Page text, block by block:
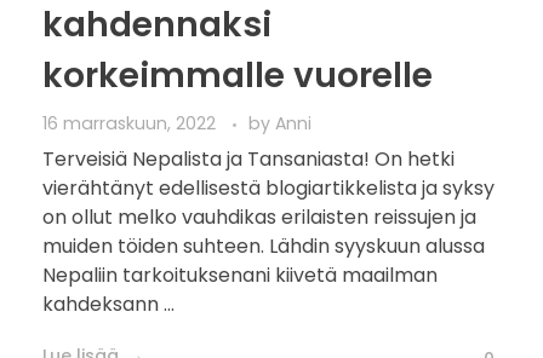
kahdennaksi
korkeimmalle vuorelle
16 marraskuun, 2022 by Anni
Terveisiä Nepalista ja Tansaniasta! On hetki
vierähtänyt edellisestä blogiartikkelista ja syksy
on ollut melko vauhdikas erilaisten reissujen ja
muiden töiden suhteen. Lähdin syyskuun alussa
Nepaliin tarkoituksenani kiivetä maailman
kahdeksann ...